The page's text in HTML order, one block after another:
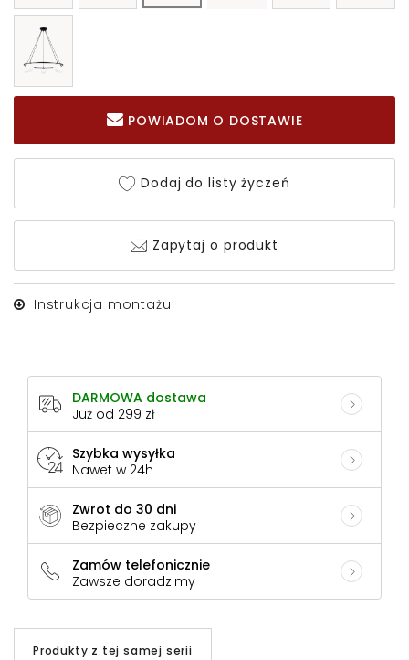
POWIADOM O DOSTAWIE
Dodaj do listy życzeń
Zapytaj o produkt
Instrukcja montażu
DARMOWA dostawa
Już od 299 zł
Szybka wysyłka
Nawet w 24h
Zwrot do 30 dni
Bezpieczne zakupy
Zamów telefonicznie
Zawsze doradzimy
Produkty z tej samej serii